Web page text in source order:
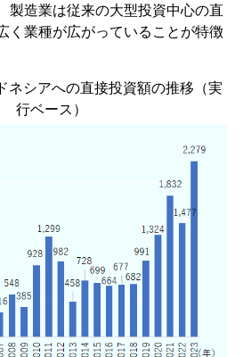
製造業は従来の大型投資中心の直
く業種が広がっていることが特徴
ネシアへの直接投資額の推移（実
行ベース）